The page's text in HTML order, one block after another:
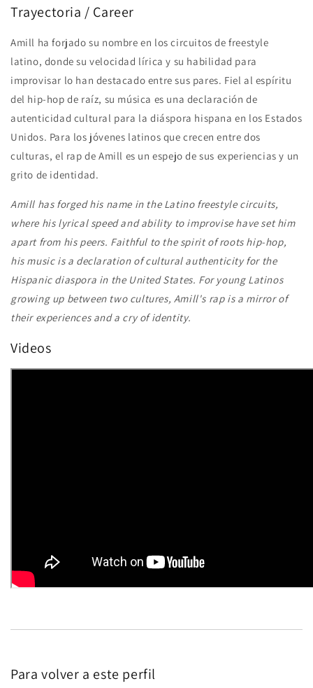
Trayectoria / Career
Amill ha forjado su nombre en los circuitos de freestyle
latino, donde su velocidad lírica y su habilidad para
improvisar lo han destacado entre sus pares. Fiel al espíritu
del hip-hop de raíz, su música es una declaración de
autenticidad cultural para la diáspora hispana en los Estados
Unidos. Para los jóvenes latinos que crecen entre dos
culturas, el rap de Amill es un espejo de sus experiencias y un
grito de identidad.
Amill has forged his name in the Latino freestyle circuits,
where his lyrical speed and ability to improvise have set him
apart from his peers. Faithful to the spirit of roots hip-hop,
his music is a declaration of cultural authenticity for the
Hispanic diaspora in the United States. For young Latinos
growing up between two cultures, Amill's rap is a mirror of
their experiences and a cry of identity.
Videos
Para volver a este perfil